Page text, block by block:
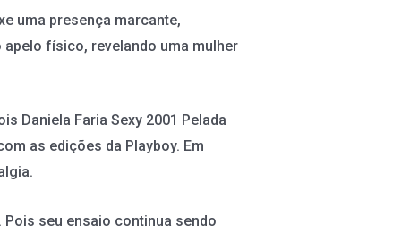
uma presença marcante,
físico, revelando uma mulher
Daniela Faria Sexy 2001 Pelada
as edições da Playboy. Em
seu ensaio continua sendo